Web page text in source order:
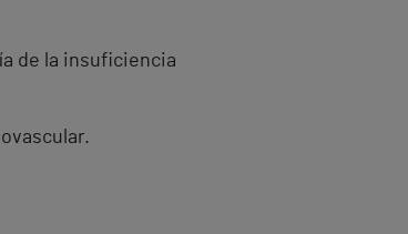
de la insuficiencia